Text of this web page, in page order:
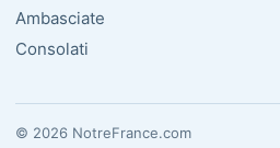
Ambasciate
Consolati
© 2026 NotreFrance.com